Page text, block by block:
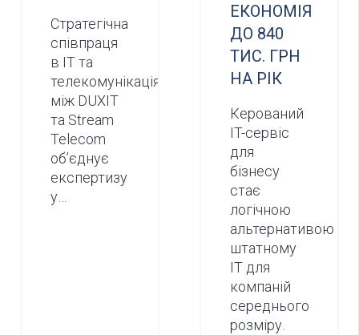
Стратегічна
співпраця
в ІТ та
телекомунікаціях
між DUXIT
та Stream
Telecom
об’єднує
експертизу
у…
ЕКОНОМІЯ
ДО 840
ТИС. ГРН
НА РІК
Керований
IT-сервіс
для
бізнесу
стає
логічною
альтернативою
штатному
IT для
компаній
середнього
розміру.